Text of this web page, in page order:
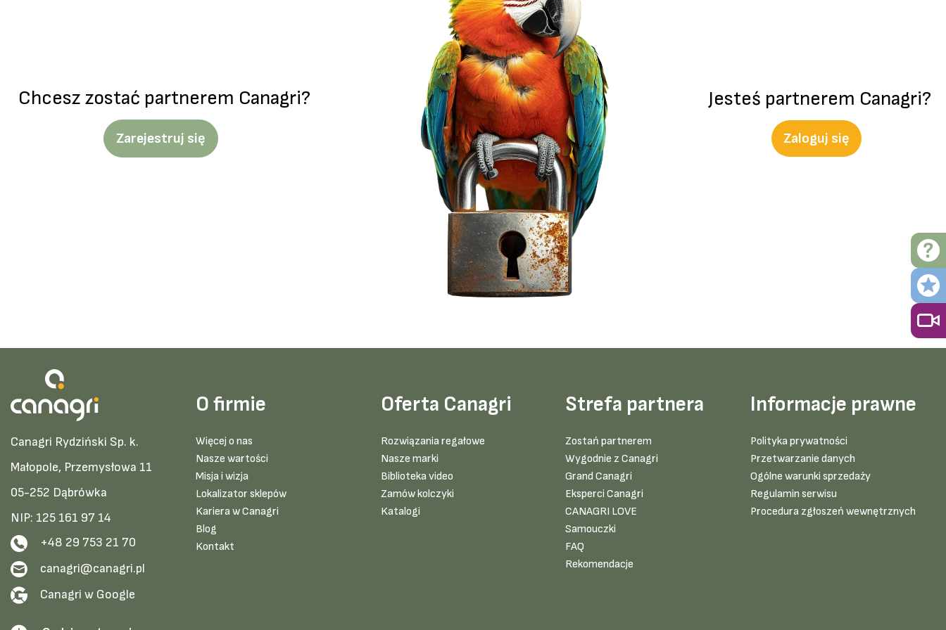
Chcesz zostać partnerem Canagri?
Zarejestruj się
Jesteś partnerem Canagri?
Zaloguj się
Canagri Rydziński Sp. k.
Małopole, Przemysłowa 11
05-252 Dąbrówka
NIP: 125 161 97 14
+48 29 753 21 70
canagri@canagri.pl
Canagri w Google
O firmie
Więcej o nas
Nasze wartości
Misja i wizja
Lokalizator sklepów
Kariera w Canagri
Blog
Kontakt
Oferta Canagri
Rozwiązania regałowe
Nasze marki
Biblioteka video
Zamów kolczyki
Katalogi
Strefa partnera
Zostań partnerem
Wygodnie z Canagri
Grand Canagri
Eksperci Canagri
CANAGRI LOVE
Samouczki
FAQ
Rekomendacje
Informacje prawne
Polityka prywatności
Przetwarzanie danych
Ogólne warunki sprzedaży
Regulamin serwisu
Procedura zgłoszeń wewnętrznych